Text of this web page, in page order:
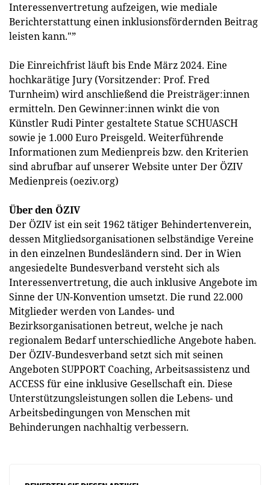
Interessenvertretung aufzeigen, wie mediale
Berichterstattung einen inklusionsfördernden Beitrag
leisten kann."”
Die Einreichfrist läuft bis Ende März 2024. Eine
hochkarätige Jury (Vorsitzender: Prof. Fred
Turnheim) wird anschließend die Preisträger:innen
ermitteln. Den Gewinner:innen winkt die von
Künstler Rudi Pinter gestaltete Statue SCHUASCH
sowie je 1.000 Euro Preisgeld. Weiterführende
Informationen zum Medienpreis bzw. den Kriterien
sind abrufbar auf unserer Website unter Der ÖZIV
Medienpreis (oeziv.org)
Über den ÖZIV
Der ÖZIV ist ein seit 1962 tätiger Behindertenverein,
dessen Mitgliedsorganisationen selbständige Vereine
in den einzelnen Bundesländern sind. Der in Wien
angesiedelte Bundesverband versteht sich als
Interessenvertretung, die auch inklusive Angebote im
Sinne der UN-Konvention umsetzt. Die rund 22.000
Mitglieder werden von Landes- und
Bezirksorganisationen betreut, welche je nach
regionalem Bedarf unterschiedliche Angebote haben.
Der ÖZIV-Bundesverband setzt sich mit seinen
Angeboten SUPPORT Coaching, Arbeitsassistenz und
ACCESS für eine inklusive Gesellschaft ein. Diese
Unterstützungsleistungen sollen die Lebens- und
Arbeitsbedingungen von Menschen mit
Behinderungen nachhaltig verbessern.